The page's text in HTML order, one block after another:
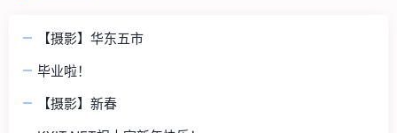
【摄影】华东五市
毕业啦！
【摄影】新春